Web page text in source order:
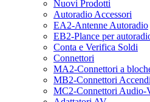
Nuovi Prodotti
Autoradio Accessori
EA2-Antenne Autoradio
EB2-Plance per
Conta e Verifica Soldi
Connettori
MA2-Connettori a
MB2-Connettori
MC2-Connettori Audio-